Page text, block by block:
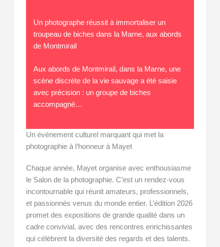
Un photographe réussit à immortaliser un
troupeau de biches dans la Marne, aux abords
de Montmirail
Aux abords de Montmirail, dans la Marne, une
scène discrète de la vie sauvage a été saisie
avec précision : un groupe de biches
accompagné…
Un événement culturel marquant qui met la
photographie à l’honneur à Mayet
Chaque année, Mayet organise avec enthousiasme
le Salon de la photographie. C’est un rendez-vous
incontournable qui réunit amateurs, professionnels,
et passionnés venus du monde entier. L’édition 2026
promet des expositions de grande qualité dans un
cadre convivial, avec des rencontres enrichissantes
qui célèbrent la diversité des regards et des talents.